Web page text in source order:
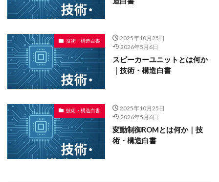
技術・構造白書
2025年10月25日
2026年5月6日
スピーカーユニットとは何か
｜技術・構造白書
技術・構造白書
2025年10月25日
2026年5月6日
変動制御ROMとは何か｜技
術・構造白書